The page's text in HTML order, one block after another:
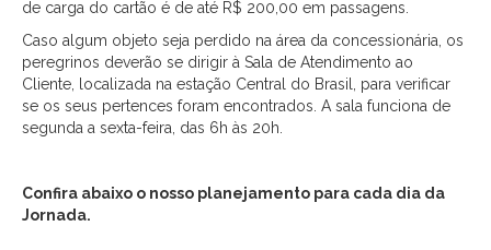
de carga do cartão é de até R$ 200,00 em passagens.
Caso algum objeto seja perdido na área da concessionária, os
peregrinos deverão se dirigir à Sala de Atendimento ao
Cliente, localizada na estação Central do Brasil, para verificar
se os seus pertences foram encontrados. A sala funciona de
segunda a sexta-feira, das 6h às 20h.
Confira abaixo o nosso planejamento para cada dia da
Jornada.